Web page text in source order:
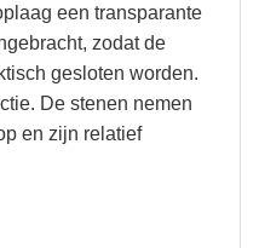
een transparante
zodat de
gesloten worden.
De stenen nemen
en zijn relatief